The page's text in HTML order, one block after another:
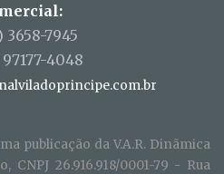
3658-7945
97177-4048
publicação da V.A.R. Dinãmica
CNPJ 26.916.918/0001-79 - Rua